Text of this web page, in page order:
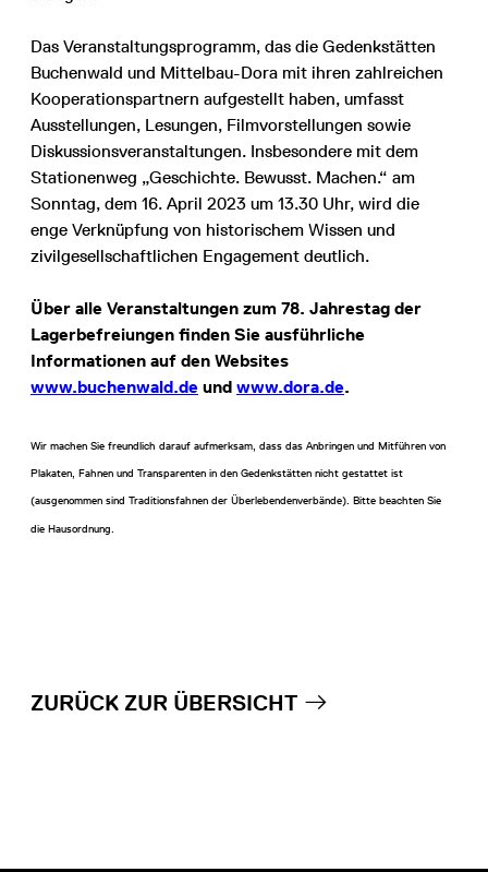
Das Veranstaltungsprogramm, das die Gedenkstätten
Buchenwald und Mittelbau-Dora mit ihren zahlreichen
Kooperationspartnern aufgestellt haben, umfasst
Ausstellungen, Lesungen, Filmvorstellungen sowie
Diskussionsveranstaltungen. Insbesondere mit dem
Stationenweg „Geschichte. Bewusst. Machen.“ am
Sonntag, dem 16. April 2023 um 13.30 Uhr, wird die
enge Verknüpfung von historischem Wissen und
zivilgesellschaftlichen Engagement deutlich.
Über alle Veranstaltungen zum 78. Jahrestag der
Lagerbefreiungen finden Sie ausführliche
Informationen auf den Websites
www.buchenwald.de und www.dora.de.
Wir machen Sie freundlich darauf aufmerksam, dass das Anbringen und Mitführen von
Plakaten, Fahnen und Transparenten in den Gedenkstätten nicht gestattet ist
(ausgenommen sind Traditionsfahnen der Überlebendenverbände). Bitte beachten Sie
die Hausordnung.
ZURÜCK ZUR ÜBERSICHT